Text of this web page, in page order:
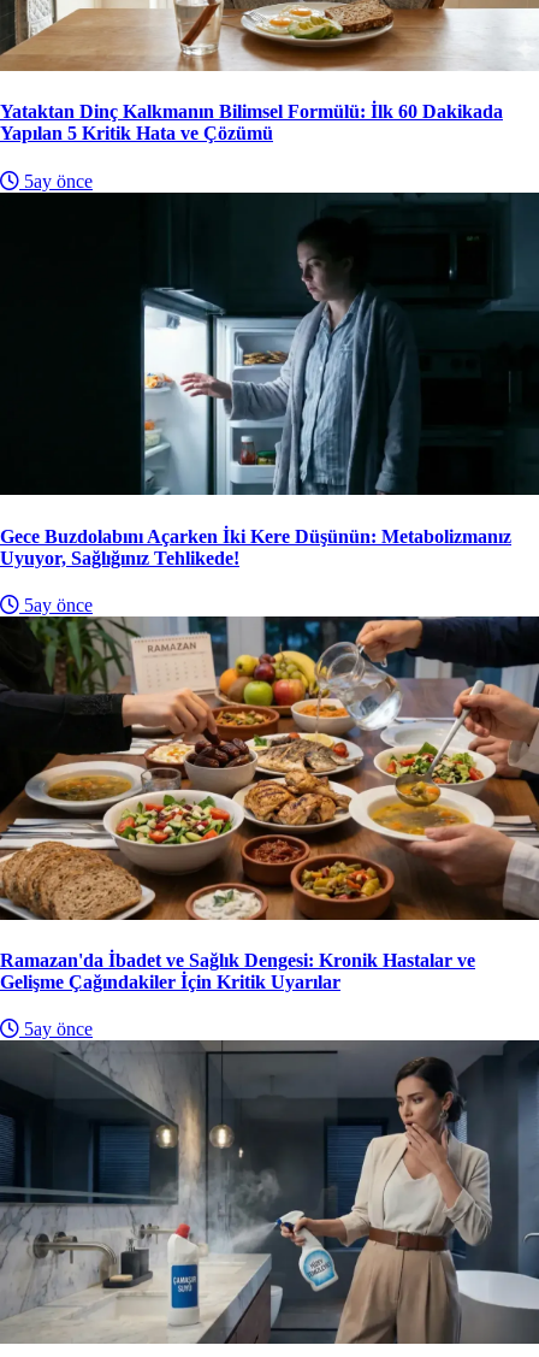
Yataktan Dinç Kalkmanın Bilimsel Formülü: İlk 60 Dakikada
Yapılan 5 Kritik Hata ve Çözümü
5ay önce
Gece Buzdolabını Açarken İki Kere Düşünün: Metabolizmanız
Uyuyor, Sağlığınız Tehlikede!
5ay önce
Ramazan'da İbadet ve Sağlık Dengesi: Kronik Hastalar ve
Gelişme Çağındakiler İçin Kritik Uyarılar
5ay önce